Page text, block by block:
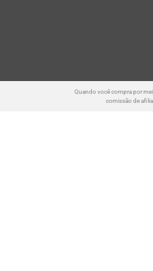
Quando você compra por
comissão de